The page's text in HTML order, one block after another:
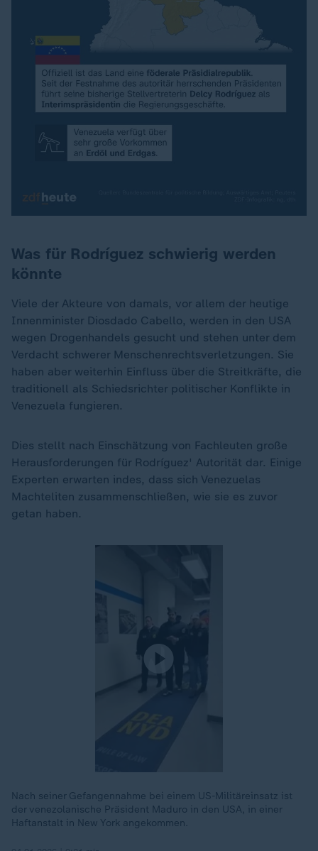
Was für Rodríguez schwierig werden
könnte
Viele der Akteure von damals, vor allem der heutige
Innenminister Diosdado Cabello, werden in den USA
wegen Drogenhandels gesucht und stehen unter dem
Verdacht schwerer Menschenrechtsverletzungen. Sie
haben aber weiterhin Einfluss über die Streitkräfte, die
traditionell als Schiedsrichter politischer Konflikte in
Venezuela fungieren.
Dies stellt nach Einschätzung von Fachleuten große
Herausforderungen für Rodríguez' Autorität dar. Einige
Experten erwarten indes, dass sich Venezuelas
Machteliten zusammenschließen, wie sie es zuvor
getan haben.
Nach seiner Gefangennahme bei einem US-Militäreinsatz ist
der venezolanische Präsident Maduro in den USA, in einer
Haftanstalt in New York angekommen.